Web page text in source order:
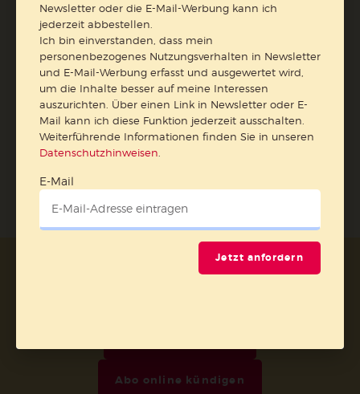
Weiterführende Informationen finden Sie in unseren
Datenschutzhinweisen.
E-Mail
Jetzt anmelden
AGB und Widerrufsbelehrung
Abo online kündigen
Newsletter oder die E-Mail-Werbung kann ich
jederzeit abbestellen.
Ich bin einverstanden, dass mein
personenbezogenes Nutzungsverhalten in Newsletter
und E-Mail-Werbung erfasst und ausgewertet wird,
um die Inhalte besser auf meine Interessen
auszurichten. Über einen Link in Newsletter oder E-
Mail kann ich diese Funktion jederzeit ausschalten.
Weiterführende Informationen finden Sie in unseren
Datenschutzhinweisen
E-Mail
Jetzt anfordern